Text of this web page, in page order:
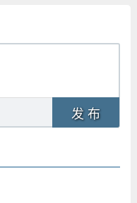
发 布